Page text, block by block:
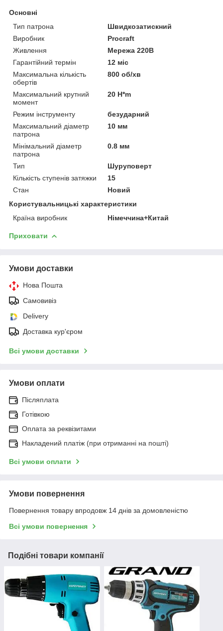
Основні
Тип патрона
Швидкозатискний
Виробник
Procraft
Живлення
Мережа 220В
Гарантійний термін
12 міс
Максимальна кількість
обертів
800 об/хв
Максимальний крутний
момент
20 H*m
Режим інструменту
безударний
Максимальний діаметр
патрона
10 мм
Мінімальний діаметр
патрона
0.8 мм
Тип
Шуруповерт
Кількість ступенів затяжки
15
Стан
Новий
Користувальницькі характеристики
Країна виробник
Німеччина+Китай
Приховати
Умови доставки
Нова Пошта
Самовивіз
Delivery
Доставка кур'єром
Всі умови доставки
Умови оплати
Післяплата
Готівкою
Оплата за реквізитами
Накладений платіж (при отриманні на пошті)
Всі умови оплати
Умови повернення
Повернення товару впродовж 14 днів за домовленістю
Всі умови повернення
Подібні товари компанії